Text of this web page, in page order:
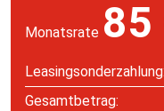
Monatsrate 85
Leasingsonderzahlung:
Gesamtbetrag: